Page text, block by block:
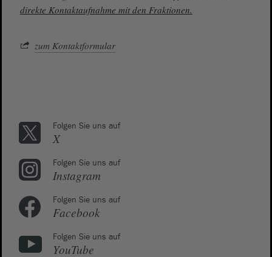
direkte Kontaktaufnahme mit den Fraktionen.
zum Kontaktformular
Folgen Sie uns auf
X
Folgen Sie uns auf
Instagram
Folgen Sie uns auf
Facebook
Folgen Sie uns auf
YouTube